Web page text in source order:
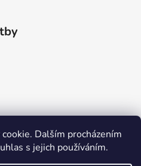
Dalším procházením
s jejich používáním.
HEUREKA.CZ